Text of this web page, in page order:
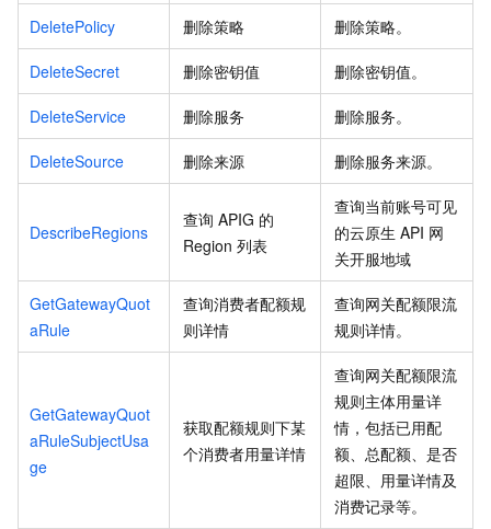
DeletePolicy 删除策略 删除策略。
DeleteSecret 删除密钥值 删除密钥值。
DeleteService 删除服务 删除服务。
DeleteSource 删除来源 删除服务来源。
DescribeRegions
查询 APIG 的
Region 列表
查询当前账号可见
的云原生 API 网
关开服地域
GetGatewayQuot
aRule
查询消费者配额规
则详情
查询网关配额限流
规则详情。
GetGatewayQuot
aRuleSubjectUsa
ge
获取配额规则下某
个消费者用量详情
查询网关配额限流
规则主体用量详
情，包括已用配
额、总配额、是否
超限、用量详情及
消费记录等。